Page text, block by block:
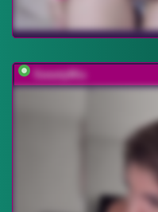
SweetyMia